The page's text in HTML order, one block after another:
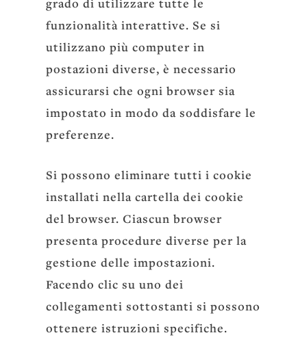
funzionalità interattive. Se si
utilizzano più computer in
postazioni diverse, è necessario
assicurarsi che ogni browser sia
impostato in modo da soddisfare le
preferenze.
Si possono eliminare tutti i cookie
installati nella cartella dei cookie
del browser. Ciascun browser
presenta procedure diverse per la
gestione delle impostazioni.
Facendo clic su uno dei
collegamenti sottostanti si possono
ottenere istruzioni specifiche.